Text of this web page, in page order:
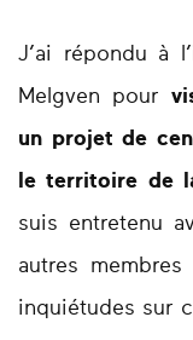
J’ai répondu à
Melgven pour
un projet de
le territoire de
suis entretenu
autres
inquiétudes sur